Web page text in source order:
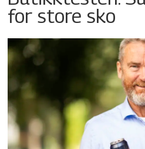
for store sko